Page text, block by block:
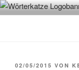
Zum
InhaltVon Büchern erzählen
VERÖFFENTLICHT
02/05/2015 VON